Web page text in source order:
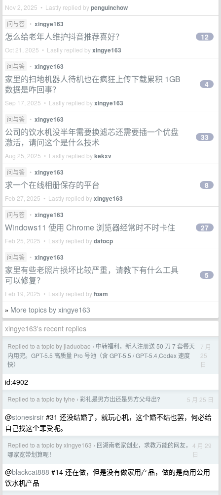
Nov 2, 2025 • Lastly replied bypenguinchow
问与答 • xingye163
怎么给老年人维护抖音推荐喜好？
Oct 21, 2025 • Lastly replied byxingye163
12
问与答 • xingye163
家里的扫地机器人待机也在疯狂上传下载累积 1GB
数据是咋回事？
Sep 17, 2025 • Lastly replied byxingye163
4
问与答 • xingye163
公司的饮水机没半年需要换滤芯还需要插一个优盘
激活，请问这个是什么技术
Aug 25, 2025 • Lastly replied bykekxv
33
问与答 • xingye163
求一个在线相册保存的平台
Feb 27, 2025 • Lastly replied byxingye163
8
问与答 • xingye163
Windows11 使用 Chrome 浏览器经常时不时卡住
Feb 25, 2025 • Lastly replied bydatocp
27
问与答 • xingye163
家里有些老照片损坏比较严重，请教下有什么工具
可以修复？
Feb 19, 2025 • Lastly replied byfoam
5
» More topics by xingye163
xingye163's recent replies
Replied to a topic by jiaduobao › 中转福利，新人注册送 50 刀 7 套餐天
内用完。GPT-5.5 高质量 Pro 号池（含 GPT-5.5 / GPT-5.4,Codex 速度
快）
7 月
25
日
id:4902
Replied to a topic by fyhe › 彩礼是男方出还是男方父母出? 5 月 25 日
@stonesirsir #31 还没结婚了，就玩心机，这个婚不结也罢，何必给
自己找这个罪受呢。
Replied to a topic by xingye163 › 回湖南老家创业，求教万能的网友，
哪家宽带划算呢！
4 月 29
日
@blackcat888 #14 还在做，但是没有做家用产品，做的是商用公用
饮水机产品